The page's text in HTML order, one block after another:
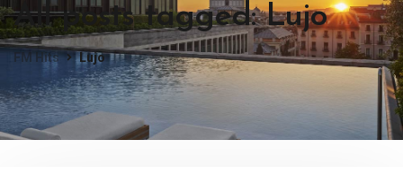
All posts tagged: Lujo
FM Hits Lujo